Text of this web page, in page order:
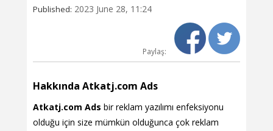
Published: 2023 June 28, 11:24
Paylaş:
Hakkında Atkatj.com Ads
Atkatj.com Ads bir reklam yazılımı enfeksiyonu
olduğu için size mümkün olduğunca çok reklam